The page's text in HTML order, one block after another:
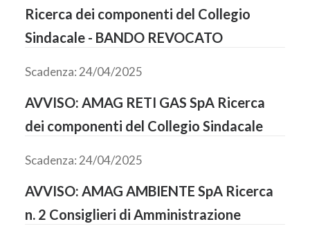
Ricerca dei componenti del Collegio
Sindacale - BANDO REVOCATO
Scadenza: 24/04/2025
AVVISO: AMAG RETI GAS SpA Ricerca
dei componenti del Collegio Sindacale
Scadenza: 24/04/2025
AVVISO: AMAG AMBIENTE SpA Ricerca
n. 2 Consiglieri di Amministrazione